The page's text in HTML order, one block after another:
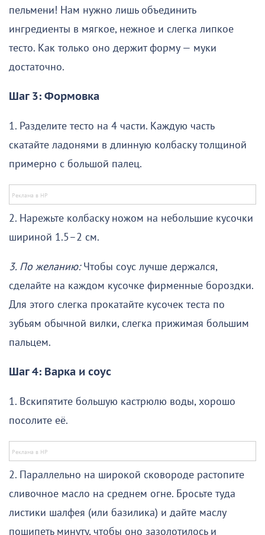
пельмени! Нам нужно лишь объединить
ингредиенты в мягкое, нежное и слегка липкое
тесто. Как только оно держит форму — муки
достаточно.
Шаг 3: Формовка
1. Разделите тесто на 4 части. Каждую часть
скатайте ладонями в длинную колбаску толщиной
примерно с большой палец.
2. Нарежьте колбаску ножом на небольшие кусочки
шириной 1.5–2 см.
3. По желанию:Чтобы соус лучше держался,
сделайте на каждом кусочке фирменные бороздки.
Для этого слегка прокатайте кусочек теста по
зубьям обычной вилки, слегка прижимая большим
пальцем.
Шаг 4: Варка и соус
1. Вскипятите большую кастрюлю воды, хорошо
посолите её.
2. Параллельно на широкой сковороде растопите
сливочное масло на среднем огне. Бросьте туда
листики шалфея (или базилика) и дайте маслу
пошипеть минуту, чтобы оно зазолотилось и